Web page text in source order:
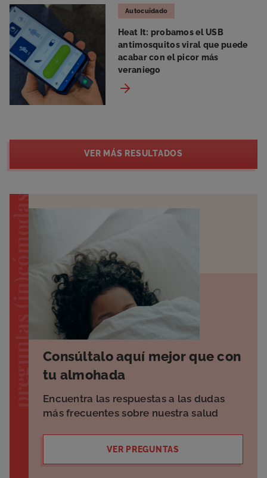
Autocuidado
Heat It: probamos el USB
antimosquitos viral que puede
acabar con el picor más
veraniego
VER MÁS RESULTADOS
preguntas (in)cómodas Consúltalo aquí mejor que con
tu almohada
Encuentra las respuestas a las dudas
más frecuentes sobre nuestra salud
VER PREGUNTAS